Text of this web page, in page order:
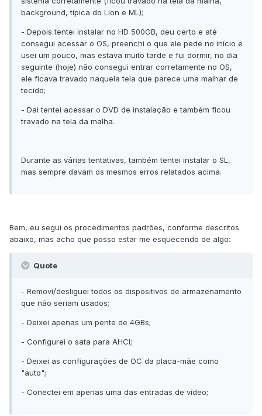
background, típica do Lion e ML);
- Depois tentei instalar no HD 500GB, deu certo e até
consegui acessar o OS, preenchi o que ele pede no início e
usei um pouco, mas estava muito tarde e fui dormir, no dia
seguinte (hoje) não consegui entrar corretamente no OS,
ele ficava travado naquela tela que parece uma malhar de
tecido;
- Dai tentei acessar o DVD de instalação e também ficou
travado na tela da malha.
Durante as várias tentativas, também tentei instalar o SL,
mas sempre davam os mesmos erros relatados acima.
Bem, eu segui os procedimentos padrões, conforme descritos
abaixo, mas acho que posso estar me esquecendo de algo:
Quote
- Removi/desliguei todos os dispositivos de armazenamento
que não seriam usados;
- Deixei apenas um pente de 4GBs;
- Configurei o sata para AHCI;
- Deixei as configurações de OC da placa-mãe como
"auto";
- Conectei em apenas uma das entradas de vídeo;